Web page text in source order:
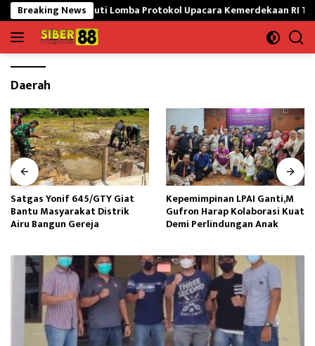
Langsung
ke
konten
Breaking News
Siap Ikuti Lomba Protokol Upacara Kemerdekaan RI Tingkat
Daerah
Satgas Yonif 645/GTY Giat
Bantu Masyarakat Distrik
Airu Bangun Gereja ‎
Kepemimpinan LPAI Ganti,M
Gufron Harap Kolaborasi Kuat
Demi Perlindungan Anak